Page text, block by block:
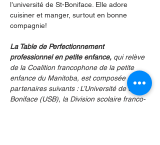
l’université de St-Boniface. Elle adore
cuisiner et manger, surtout en bonne
compagnie!
La Table de Perfectionnement
professionnel en petite enfance, qui relève
de la Coalition francophone de la petite
enfance du Manitoba, est composée des
partenaires suivants : L’Université de Saint-
Boniface (USB), la Division scolaire franco-